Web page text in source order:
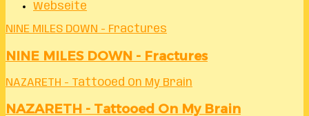
Webseite
NINE MILES DOWN - Fractures
NINE MILES DOWN - Fractures
NAZARETH - Tattooed On My Brain
NAZARETH - Tattooed On My Brain